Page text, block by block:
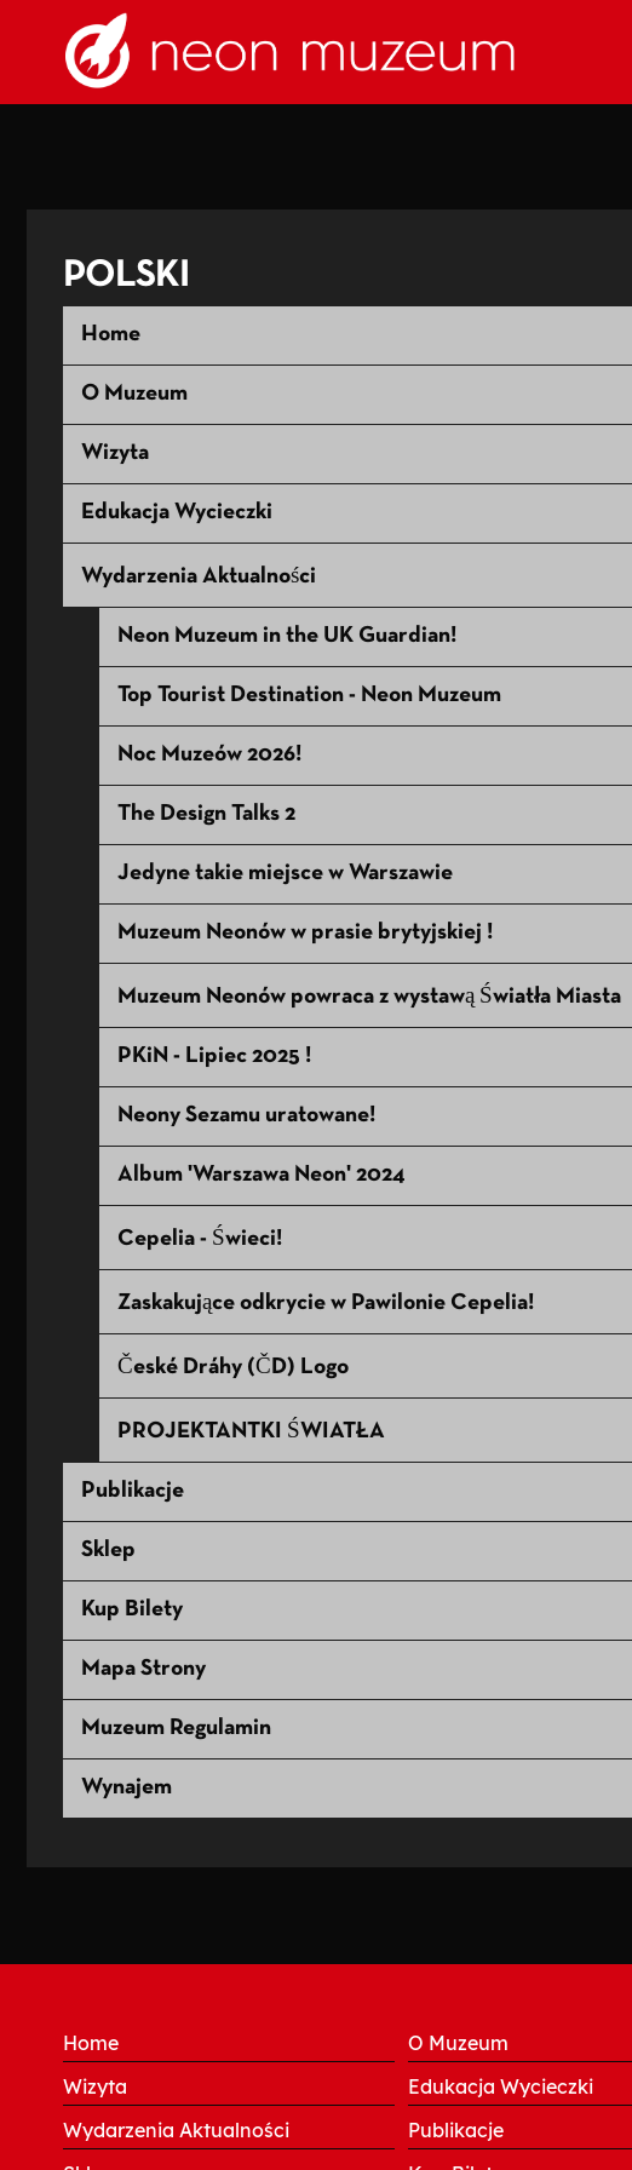
POLSKI
Home
O Muzeum
Wizyta
Edukacja Wycieczki
Wydarzenia Aktualności
Neon Muzeum in the UK Guardian!
Top Tourist Destination - Neon Muzeum
Noc Muzeów 2026!
The Design Talks 2
Jedyne takie miejsce w Warszawie
Muzeum Neonów w prasie brytyjskiej !
Muzeum Neonów powraca z wystawą Światła Miasta
PKiN - Lipiec 2025 !
Neony Sezamu uratowane!
Album 'Warszawa Neon' 2024
Cepelia - Świeci!
Zaskakujące odkrycie w Pawilonie Cepelia!
České Dráhy (ČD) Logo
PROJEKTANTKI ŚWIATŁA
Publikacje
Sklep
Kup Bilety
Mapa Strony
Muzeum Regulamin
Wynajem
Home
O Muzeum
Wizyta
Edukacja Wycieczki
Wydarzenia Aktualności
Publikacje